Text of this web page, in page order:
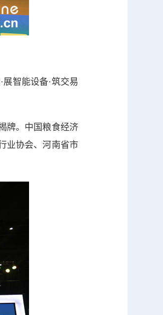
智能设备·筑交易
牌。中国粮食经济
业协会、河南省市